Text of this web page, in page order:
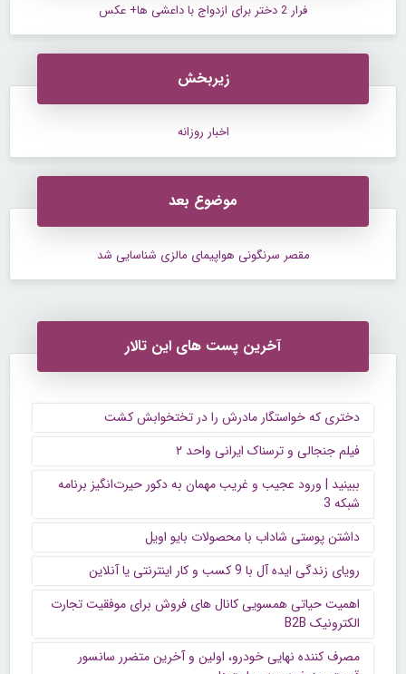
فرار 2 دختر برای ازدواج با داعشی ها+ عکس
زیربخش
اخبار روزانه
موضوع بعد
مقصر سرنگونی هواپیمای مالزی شناسایی شد
آخرین پست های این تالار
دختری که خواستگار مادرش را در تختخوابش کشت
فیلم جنجالی و ترسناک ایرانی واحد ۲
ببینید | ورود عجیب و غریب مهمان به دکور حیرت‌انگیز برنامه
شبکه 3
داشتن پوستی شاداب با محصولات بایو اویل
رویای زندگی ایده آل با 9 کسب و کار اینترنتی یا آنلاین
اهمیت حیاتی همسویی کانال های فروش برای موفقیت تجارت
الکترونیک B2B
مصرف کننده نهایی خودرو، اولین و آخرین متضرر سانسور